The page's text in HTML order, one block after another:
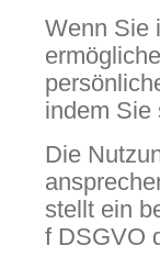
Wenn Sie
indem Sie
Die
stellt ein
f DSGVO